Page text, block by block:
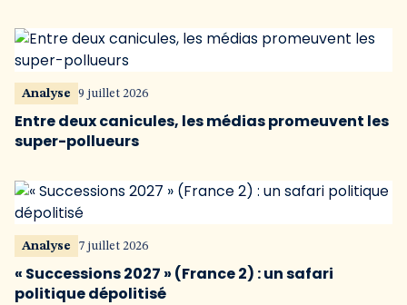
Analyse 9 juillet 2026
Entre deux canicules, les médias promeuvent les
super-pollueurs
Analyse 7 juillet 2026
« Successions 2027 » (France 2) : un safari
politique dépolitisé